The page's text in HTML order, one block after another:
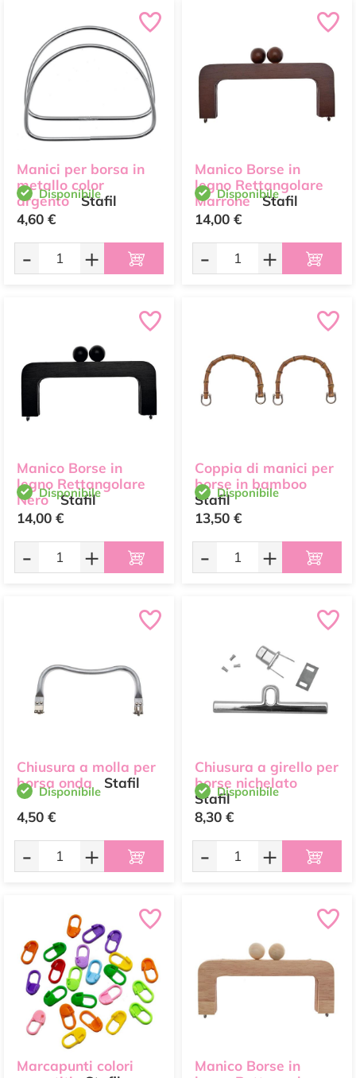
Manici per borsa in
metallo color
argento Stafil
Disponibile
4,60 €
- +
Manico Borse in
legno Rettangolare
Marrone Stafil
Disponibile
14,00 €
- +
Manico Borse in
legno Rettangolare
Nero Stafil
Disponibile
14,00 €
- +
Coppia di manici per
borse in bamboo
StafilDisponibile
13,50 €
- +
Chiusura a molla per
borsa onda
Stafil
Disponibile
4,50 €
- +
Chiusura a girello per
borse nichelato
StafilDisponibile
8,30 €
- +
Marcapunti colori
Manico Borse in